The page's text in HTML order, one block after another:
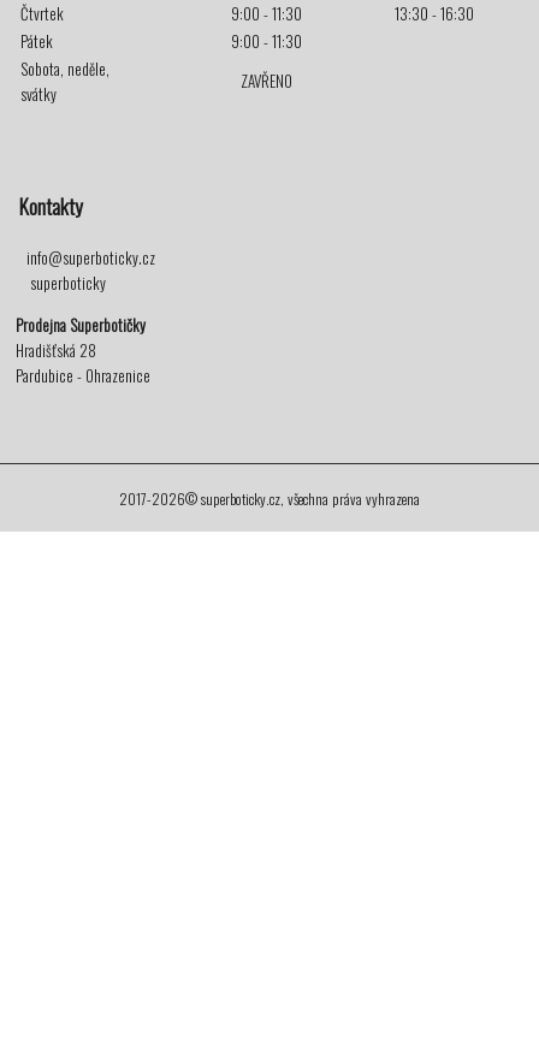
Čtvrtek
9:00 - 11:30
13:30 - 16:30
Pátek
9:00 - 11:30
Sobota, neděle,
svátky
ZAVŘENO
Kontakty
info@superboticky.cz
superboticky
Prodejna Superbotičky
Hradišťská 28
Pardubice - Ohrazenice
2017-2026© superboticky.cz, všechna práva vyhrazena